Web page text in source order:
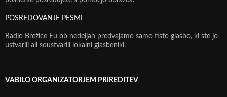
POSREDOVANJE PESMI
Radio Brežice Eu ob nedeljah predvajamo samo tisto glasbo, ki ste jo
ustvarili ali soustvarili lokalni glasbeniki.
VABILO ORGANIZATORJEM PRIREDITEV